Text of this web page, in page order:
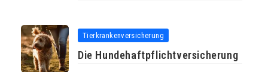
Tierkrankenversicherung
Die Hundehaftpflichtversicherung